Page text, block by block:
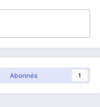
Abonnés 1